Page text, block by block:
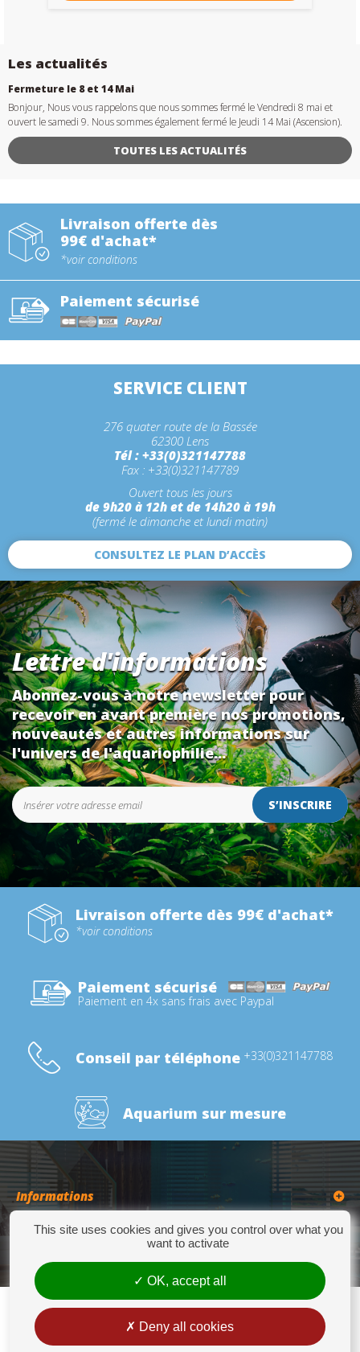
Les actualités
Fermeture le 8 et 14 Mai
Bonjour, Nous vous rappelons que nous sommes fermé le Vendredi 8 mai et
ouvert le samedi 9. Nous sommes également fermé le Jeudi 14 Mai (Ascension).
TOUTES LES ACTUALITÉS
Livraison offerte dès
99€ d'achat*
*voir conditions
Paiement sécurisé
SERVICE CLIENT
276 quater route de la Bassée
62300 Lens
Tél : +33(0)321147788
Fax : +33(0)321147789
Ouvert tous les jours
de 9h20 à 12h et de 14h20 à 19h
(fermé le dimanche et lundi matin)
CONSULTEZ LE PLAN D’ACCÈS
Lettre d'informations
Abonnez-vous à notre newsletter pour
recevoir en avant première nos promotions,
nouveautés et autres informations sur
l'univers de l'aquariophilie...
S’INSCRIRE
Livraison offerte dès 99€ d'achat*
*voir conditions
Paiement sécurisé
Paiement en 4x sans frais avec Paypal
Conseil par téléphone +33(0)321147788
Aquarium sur mesure
Informations
Catégories
This site uses cookies and gives you control over what you
want to activate
OK, accept all
Deny all cookies